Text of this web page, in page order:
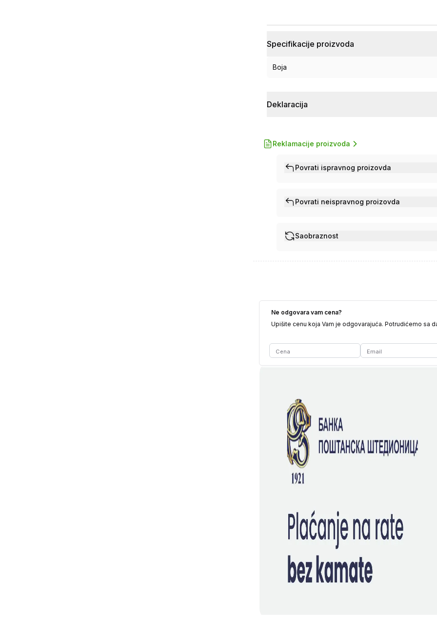
Specifikacije proizvoda
Boja
Deklaracija
Reklamacije proizvoda
Povrati ispravnog proizovda
Povrati neispravnog proizovda
Saobraznost
Ne odgovara vam cena?
Upišite cenu koja Vam je odgovarajuća. Potrudićemo sa